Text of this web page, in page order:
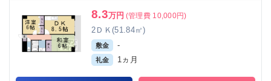
8.3万円 (管理費 10,000円)
2ＤＫ(51.84㎡)
敷金 -
礼金 1ヵ月